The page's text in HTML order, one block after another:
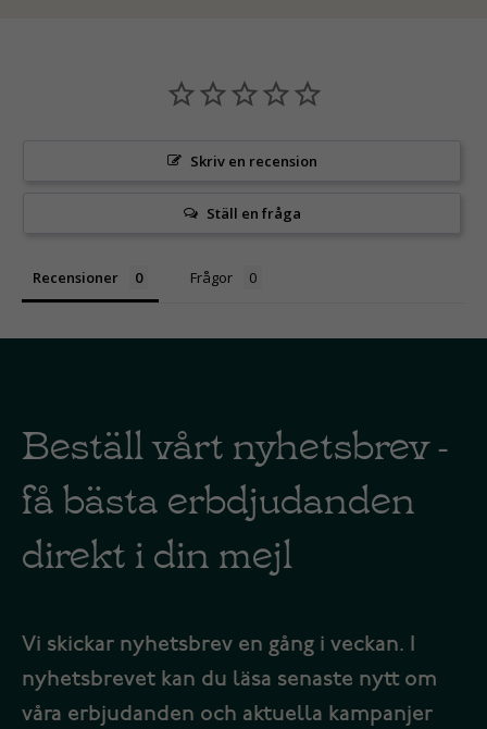
Skriv en recension
Ställ en fråga
Recensioner Frågor
Beställ vårt nyhetsbrev -
få bästa erbdjudanden
direkt i din mejl
Vi skickar nyhetsbrev en gång i veckan. I
nyhetsbrevet kan du läsa senaste nytt om
våra erbjudanden och aktuella kampanjer